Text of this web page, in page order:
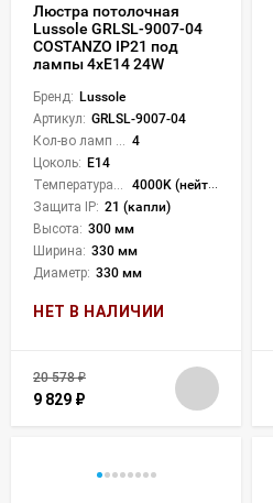
Люстра потолочная
Lussole GRLSL-9007-04
COSTANZO IP21 под
лампы 4xE14 24W
Бренд: Lussole
Артикул: GRLSL-9007-04
4
Цоколь: E14
4000K (нейтральный)
Защита IP: 21 (капли)
Высота: 300 мм
Ширина: 330 мм
Диаметр: 330 мм
НЕТ В НАЛИЧИИ
20 578₽
9 829 ₽